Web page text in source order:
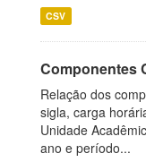
CSV
Componentes
Relação dos
sigla, carga
Unidade
ano e período...